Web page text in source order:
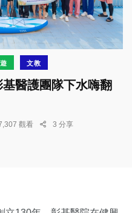
文教
基醫護團隊下水嗨翻
觀看 3 分享